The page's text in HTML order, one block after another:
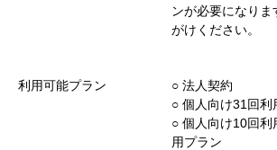
ンが必要になり
がけください。
利用可能プラン
○︎ 法人契約
○︎ 個人向け31回利
○︎ 個人向け10回利
用プラン